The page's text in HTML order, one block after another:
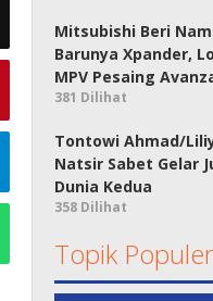
Mitsubishi Beri
Barunya Xpander,
MPV Pesaing
381 Dilihat
Tontowi Ahmad/
Natsir Sabet Gelar
Dunia Kedua
358 Dilihat
Topik Populer